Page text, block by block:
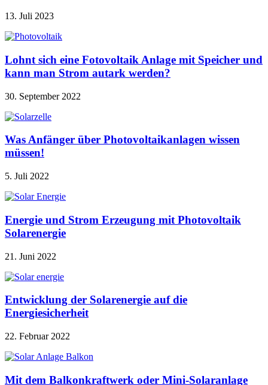
13. Juli 2023
Lohnt sich eine Fotovoltaik Anlage mit Speicher und
kann man Strom autark werden?
30. September 2022
Was Anfänger über Photovoltaikanlagen wissen
müssen!
5. Juli 2022
Energie und Strom Erzeugung mit Photovoltaik
Solarenergie
21. Juni 2022
Entwicklung der Solarenergie auf die
Energiesicherheit
22. Februar 2022
Mit dem Balkonkraftwerk oder Mini-Solaranlage